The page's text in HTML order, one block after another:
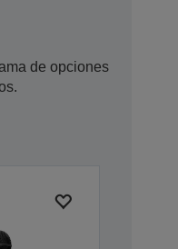
de opciones